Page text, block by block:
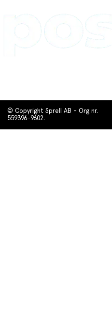
© Copyright Sprell AB - Org nr.
559396-9602.